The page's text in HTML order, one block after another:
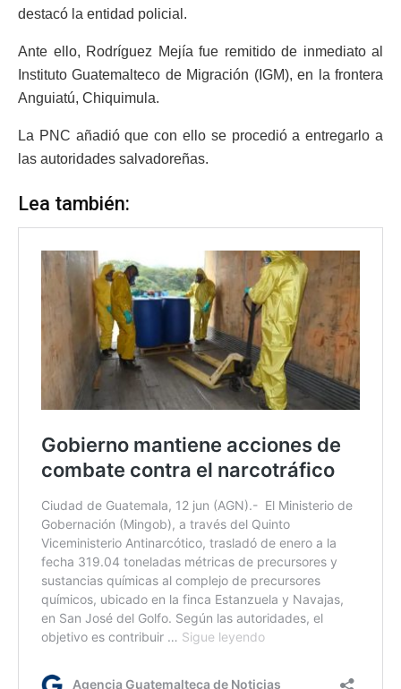
destacó la entidad policial.
Ante ello, Rodríguez Mejía fue remitido de inmediato al
Instituto Guatemalteco de Migración (IGM), en la frontera
Anguiatú, Chiquimula.
La PNC añadió que con ello se procedió a entregarlo a
las autoridades salvadoreñas.
Lea también: